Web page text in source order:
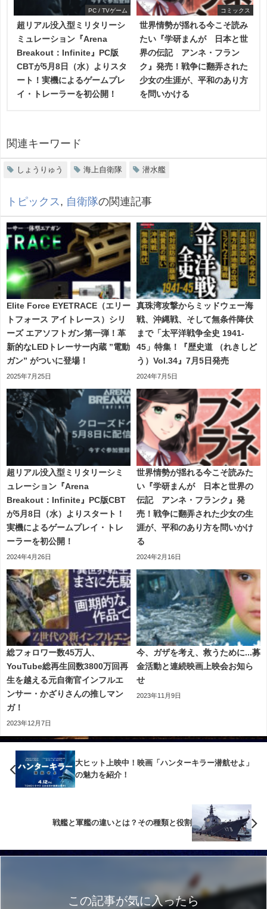
PC / TVゲーム
超リアル没入型ミリタリーシ
ミュレーション『Arena
Breakout：Infinite』PC版
CBTが5月8日（水）よりスタ
ート！実機によるゲームプレ
イ・トレーラーを初公開！
コミックス
世界情勢が揺れる今こそ読み
たい『学研まんが 日本と世
界の伝記 アンネ・フラン
ク』発売！戦争に翻弄された
少女の生涯が、平和のあり方
を問いかける
関連キーワード
しょうりゅう 海上自衛隊 潜水艦
トピックス 自衛隊の関連記事
Elite Force EYETRACE（エリー
トフォース アイトレース）シリ
ーズ エアソフトガン第一弾！革
新的なLEDトレーサー内蔵 ”電動
ガン” がついに登場！
2025年7月25日
真珠湾攻撃からミッドウェー海
戦、沖縄戦、そして無条件降伏
まで「太平洋戦争全史 1941-
45」特集！『歴史道 （れきしど
う）Vol.34』7月5日発売
2024年7月5日
超リアル没入型ミリタリーシミ
ュレーション『Arena
Breakout：Infinite』PC版CBT
が5月8日（水）よりスタート！
実機によるゲームプレイ・トレ
ーラーを初公開！
2024年4月26日
世界情勢が揺れる今こそ読みた
い『学研まんが 日本と世界の
伝記 アンネ・フランク』発
売！戦争に翻弄された少女の生
涯が、平和のあり方を問いかけ
る
2024年2月16日
総フォロワー数45万人、
YouTube総再生回数3800万回再
生を越える元自衛官インフルエ
ンサー・かざりさんの推しマン
ガ！
2023年12月7日
今、ガザを考え、救うために...募
金活動と連続映画上映会お知ら
せ
2023年11月9日
大ヒット上映中！映画「ハンターキラー潜航せよ」
の魅力を紹介！
戦艦と軍艦の違いとは？その種類と役割
この記事が気に入ったら